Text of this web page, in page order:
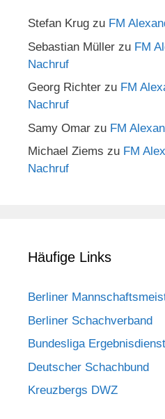
Stefan Krug zu FM
Sebastian Müller zu FM
Nachruf
Georg Richter zu FM
Nachruf
Samy Omar zu FM
Michael Ziems zu FM
Nachruf
Häufige Links
Berliner
Berliner Schachverband
Bundesliga Ergebnisdienst
Deutscher Schachbund
Kreuzbergs DWZ